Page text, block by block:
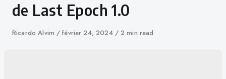
de Last Epoch 1.0
Auteur
Ricardo Alvim
Publié
février 24, 2024 2 min read